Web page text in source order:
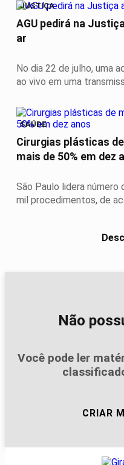
JUSTIÇA
AGU pedirá na
ar
No dia 22 de julho, uma
ao vivo em uma
SAÚDE
Cirurgias plásticas
mais de 50% em dez
São Paulo lidera número
mil procedimentos, de
Não
Você pode ler
CRIAR